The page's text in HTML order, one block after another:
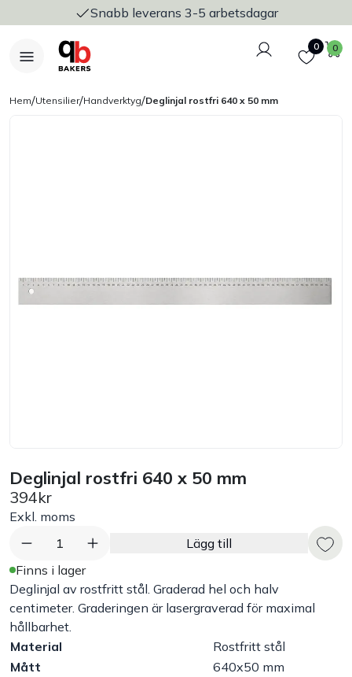
Snabb leverans 3-5 arbetsdagar
Logga in
Favoriter
0 0
Stickvagnar & transport
Arbetskläder
Plåtbyte
Hem/Utensilier/Handverktyg/Deglinjal rostfri 640 x 50 mm
Deglinjal rostfri 640 x 50 mm
394kr
Exkl. moms
1
Lägg till
Finns i lager
Deglinjal av rostfritt stål. Graderad hel och halv
centimeter. Graderingen är lasergraverad för maximal
hållbarhet.
Material
Rostfritt stål
Mått
640x50 mm